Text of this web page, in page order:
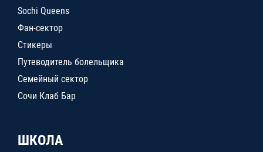
Sochi Queens
Фан-сектор
Стикеры
Путеводитель болельщика
Семейный сектор
Сочи Клаб Бар
ШКОЛА